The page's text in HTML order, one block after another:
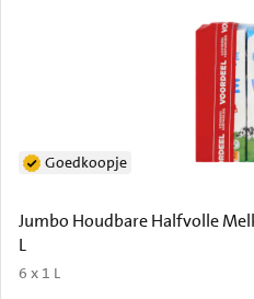
Jumbo Houdbare Halfvolle
L
6 x 1 L
Goedkoopje